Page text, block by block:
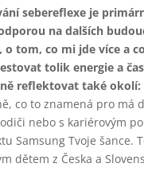
sebereflexe je
na dalších
o tom, co mi jde více a
tolik energie a
reflektovat také okolí:
co to znamená pro má
nebo s kariérovým
Samsung Tvoje šance.
dětem z Česka a